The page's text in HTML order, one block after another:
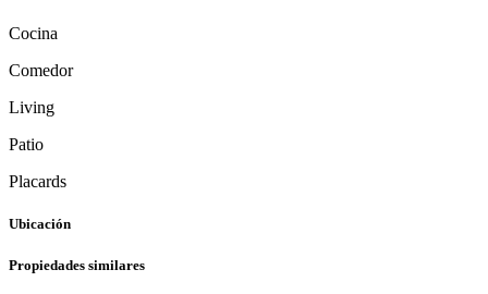
Cocina
Comedor
Living
Patio
Placards
Ubicación
Propiedades similares